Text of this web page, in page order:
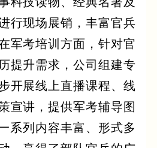
行现场展销，丰富官兵
军考培训方面，针对官
提升需求，公司组建专
开展线上直播课程、线
宣讲，提供军考辅导图
系列内容丰富、形式多